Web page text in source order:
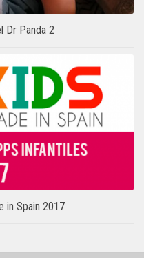
Dr Panda 2
in Spain 2017